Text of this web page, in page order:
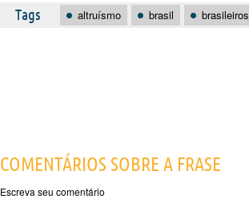
Tags altruísmo brasil brasileiros
COMENTÁRIOS SOBRE A FRASE
Escreva seu comentário